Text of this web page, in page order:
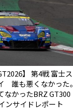
】 第4戦 富士ス
誰も悪くなかった。
かった――BRZ GT300
ンサイドレポート